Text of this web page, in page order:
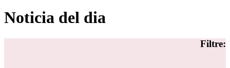
Noticia del dia
Filtre: